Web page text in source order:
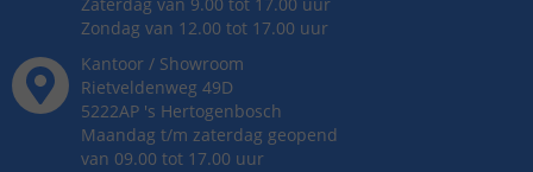
Zondag van 12.00 tot 17.00 uur
Kantoor / Showroom
Rietveldenweg 49D
5222AP 's Hertogenbosch
Maandag t/m zaterdag geopend
van 09.00 tot 17.00 uur